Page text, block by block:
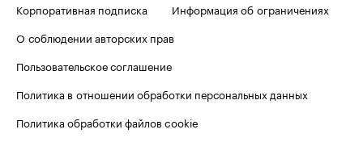
Корпоративная подписка
Информация об ограничениях
О соблюдении авторских прав
Пользовательское соглашение
Политика в отношении обработки персональных данных
Политика обработки файлов cookie